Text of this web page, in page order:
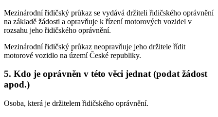
Mezinárodní řidičský průkaz se vydává držiteli řidičského oprávnění
na základě žádosti a opravňuje k řízení motorových vozidel v
rozsahu jeho řidičského oprávnění.
Mezinárodní řidičský průkaz neopravňuje jeho držitele řídit
motorové vozidlo na území České republiky.
5. Kdo je oprávněn v této věci jednat (podat žádost
apod.)
Osoba, která je držitelem řidičského oprávnění.